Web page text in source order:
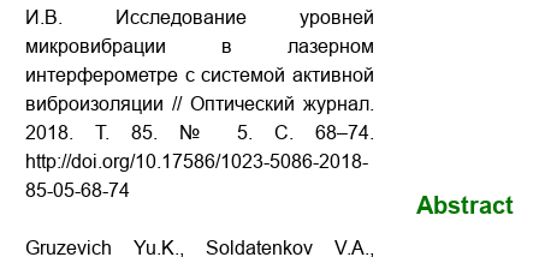
И.В. Исследование уровней
микровибрации в лазерном
интерферометре с системой активной
виброизоляции // Оптический журнал.
2018. Т. 85. № 5. С. 68–74.
http://doi.org/10.17586/1023-5086-2018-
85-05-68-74
Gruzevich Yu.K., Soldatenkov V.A.,
Abstract